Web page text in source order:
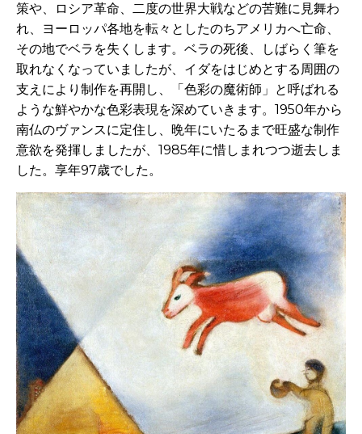
策や、ロシア革命、二度の世界大戦などの苦難に見舞わ
れ、ヨーロッパ各地を転々としたのちアメリカへ亡命、
その地でベラを失くします。ベラの死後、しばらく筆を
取れなくなっていましたが、イダをはじめとする周囲の
支えにより制作を再開し、「色彩の魔術師」と呼ばれる
ような鮮やかな色彩表現を深めていきます。1950年から
南仏のヴァンスに定住し、晩年にいたるまで旺盛な制作
意欲を発揮しましたが、1985年に惜しまれつつ逝去しま
した。享年97歳でした。